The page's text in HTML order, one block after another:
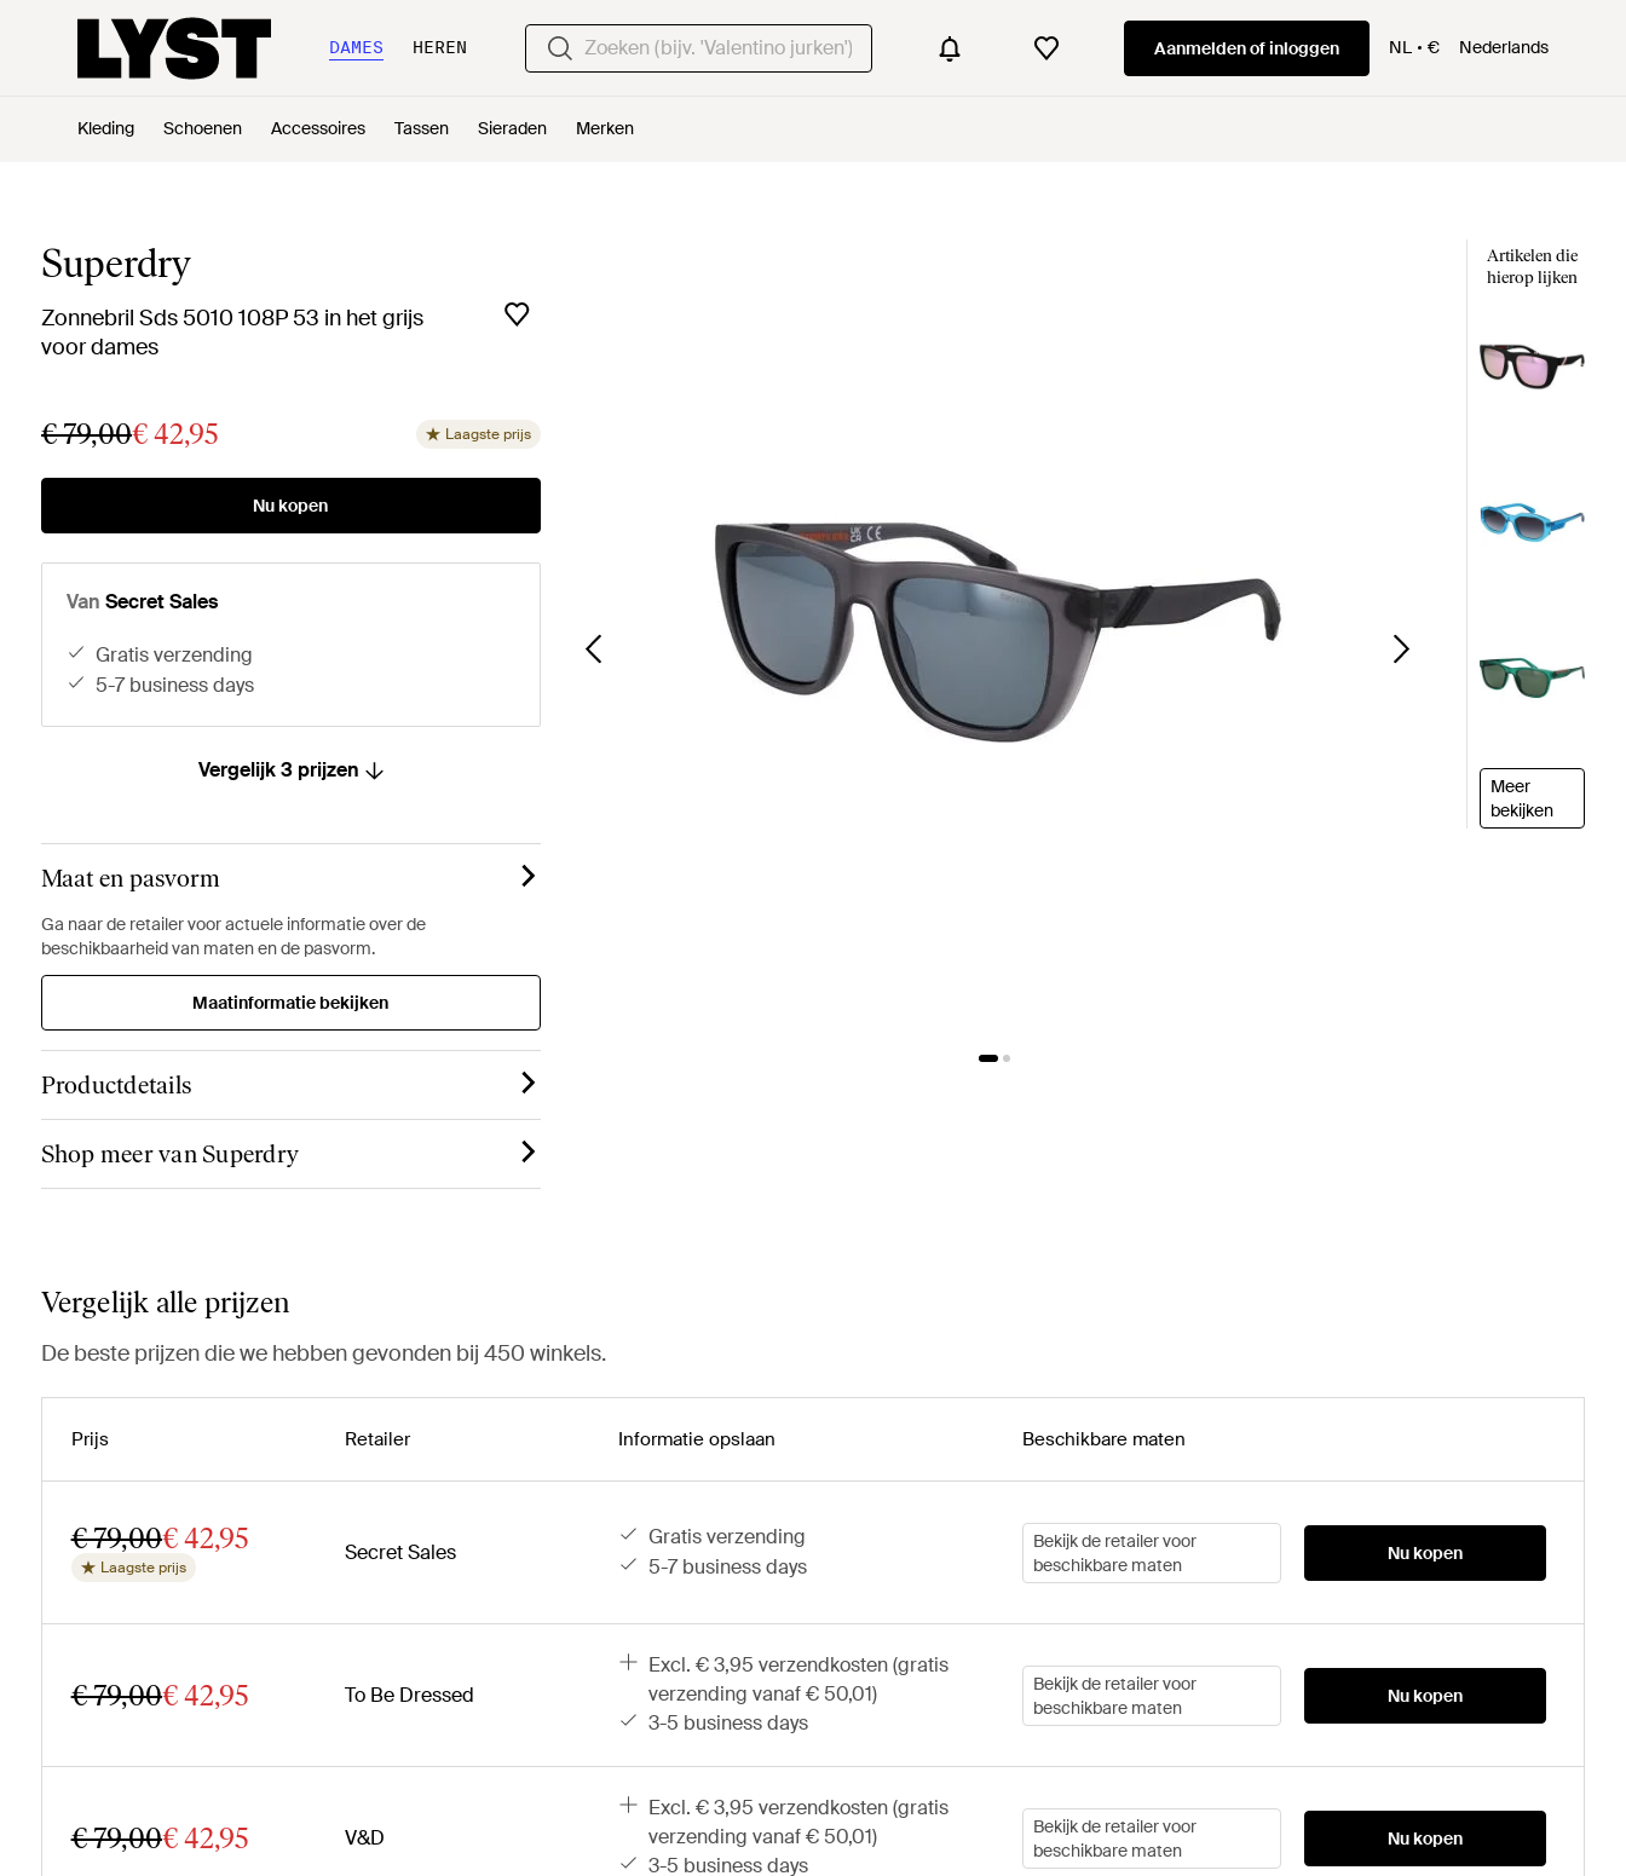
DAMES HEREN Aanmelden of inloggen NL € Nederlands
Kleding Schoenen Accessoires Tassen Sieraden Merken
Superdry
Zonnebril Sds 5010 108P 53 in het grijs
voor dames
€ 79,00€ 42,95 Laagste prijs
Nu kopen
Van Secret Sales
gratis verzending
5-7 business days
Vergelijk 3 prijzen
Maat en pasvorm
Ga naar de retailer voor actuele informatie over de
beschikbaarheid van maten en de pasvorm.
Maatinformatie bekijken
Productdetails
Shop meer van Superdry
Artikelen die
hierop lijken
Meer
bekijken
Vergelijk alle prijzen
De beste prijzen die we hebben gevonden bij 450 winkels.
Prijs Retailer Informatie opslaan Beschikbare maten
€ 79,00€ 42,95
Laagste prijs
Secret Sales
gratis verzending
5-7 business days
Bekijk de retailer voor
beschikbare maten
Nu kopen
€ 79,00€ 42,95 To Be Dressed
excl. € 3,95 verzendkosten (gratis
verzending vanaf € 50,01)
3-5 business days
Bekijk de retailer voor
beschikbare maten
Nu kopen
€ 79,00€ 42,95 V&D
excl. € 3,95 verzendkosten (gratis
verzending vanaf € 50,01)
3-5 business days
Bekijk de retailer voor
beschikbare maten
Nu kopen